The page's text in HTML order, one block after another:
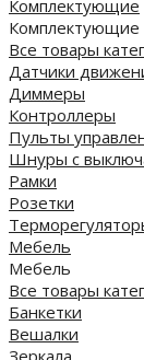
Комплектующие
Комплектующие
Все товары
Датчики
Диммеры
Контроллеры
Пульты
Шнуры с
Рамки
Розетки
Мебель
Мебель
Все товары
Банкетки
Вешалки
Зеркала